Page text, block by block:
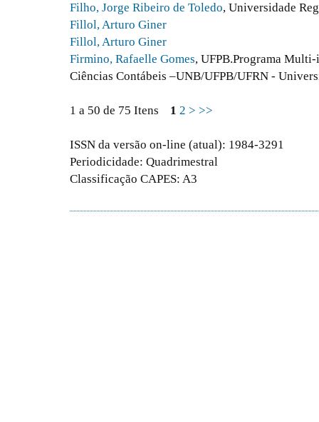
Filho, Jorge Ribeiro de Toledo, Universidade
Fillol, Arturo Giner
Fillol, Arturo Giner
Firmino, Rafaelle Gomes, UFPB.Programa
Ciências Contábeis –UNB/UFPB/UFRN -
1 a 50 de 75 Itens 1 2 > >>
ISSN da versão on-line (atual): 1984-3291
Periodicidade: Quadrimestral
Classificação CAPES: A3